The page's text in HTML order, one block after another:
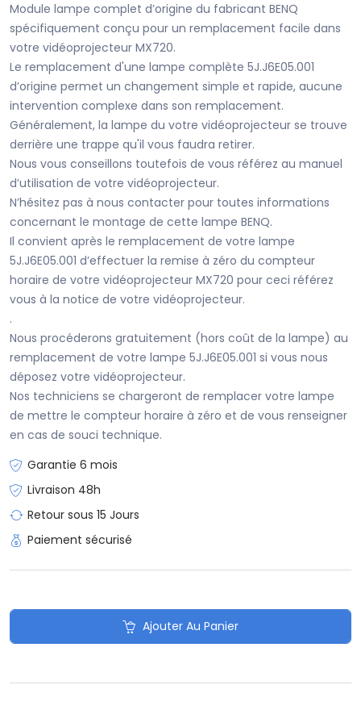
Module lampe complet d’origine du fabricant BENQ
spécifiquement conçu pour un remplacement facile dans
votre vidéoprojecteur MX720.
Le remplacement d'une lampe complète 5J.J6E05.001
d’origine permet un changement simple et rapide, aucune
intervention complexe dans son remplacement.
Généralement, la lampe du votre vidéoprojecteur se trouve
derrière une trappe qu'il vous faudra retirer.
Nous vous conseillons toutefois de vous référez au manuel
d’utilisation de votre vidéoprojecteur.
N’hésitez pas à nous contacter pour toutes informations
concernant le montage de cette lampe BENQ.
Il convient après le remplacement de votre lampe
5J.J6E05.001 d’effectuer la remise à zéro du compteur
horaire de votre vidéoprojecteur MX720 pour ceci référez
vous à la notice de votre vidéoprojecteur.
.
Nous procéderons gratuitement (hors coût de la lampe) au
remplacement de votre lampe 5J.J6E05.001 si vous nous
déposez votre vidéoprojecteur.
Nos techniciens se chargeront de remplacer votre lampe
de mettre le compteur horaire à zéro et de vous renseigner
en cas de souci technique.
Garantie 6 mois
Livraison 48h
Retour sous 15 Jours
Paiement sécurisé
Ajouter Au Panier